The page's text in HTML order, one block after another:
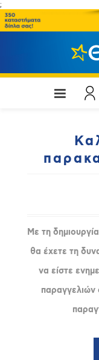
;
Με τη
θα έχετε τη
να είστε
παραγγελιών